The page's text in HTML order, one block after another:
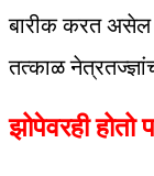
बारीक करत असेल
तत्काळ
झोपेवरही होतो